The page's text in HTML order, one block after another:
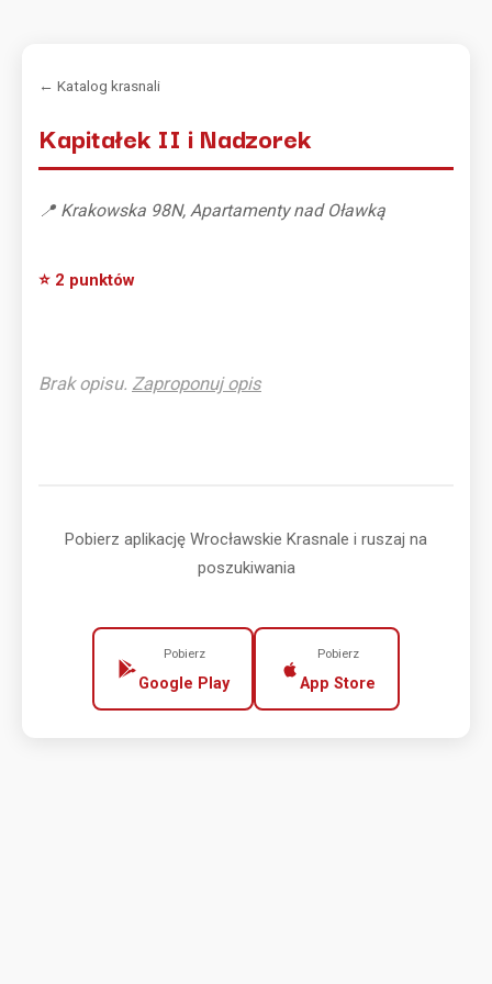
← Katalog krasnali
Kapitałek II i Nadzorek
📍 Krakowska 98N, Apartamenty nad Oławką
⭐ 2 punktów
Brak opisu. Zaproponuj opis
Pobierz aplikację Wrocławskie Krasnale i ruszaj na
poszukiwania
Pobierz
Google Play
Pobierz
App Store